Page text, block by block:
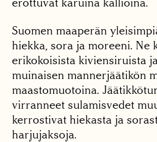
Suomen maaperän
hiekka, sora ja moreeni. Ne
erikokoisista kiviensiruista
muinaisen mannerjäätikön
maastomuotoina.
virranneet sulamisvedet
kerrostivat hiekasta ja
harjujaksoja.